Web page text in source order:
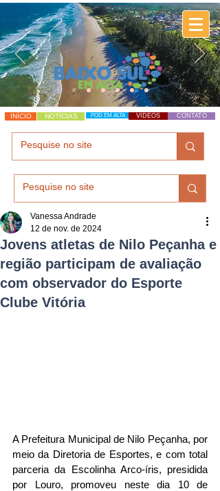
INÍCIO NOTÍCIAS POD EM ALTA VÍDEOS CONTATO
Jovens atletas de Nilo Peçanha e
região participam de avaliação
com observador do Esporte
Clube Vitória
Vanessa Andrade
12 de nov. de 2024
A Prefeitura Municipal de Nilo Peçanha, por
meio da Diretoria de Esportes, e com total
parceria da Escolinha Arco-íris, presidida
por Louro, promoveu neste dia 10 de